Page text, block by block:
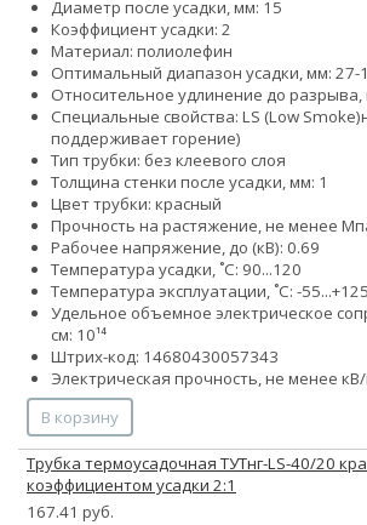
Диаметр после усадки, мм: 15
Коэффициент усадки: 2
Материал: полиолефин
Оптимальный диапазон усадки, мм: 27-
Относительное удлинение до разрыва,
Специальные свойства: LS (Low Smoke)
поддерживает горение)
Тип трубки: без клеевого слоя
Толщина стенки после усадки, мм: 1
Цвет трубки: красный
Прочность на растяжение, не менее
Рабочее напряжение, до (кВ): 0.69
Температура усадки, ˚С: 90...120
Температура эксплуатации, ˚С: -55...+125
Удельное объемное электрическое
см: 10¹⁴
Штрих-код: 14680430057343
Электрическая прочность, не менее
В корзину
Трубка термоусадочная ТУТнг-LS-40/20
коэффициентом усадки 2:1
167.41 руб.